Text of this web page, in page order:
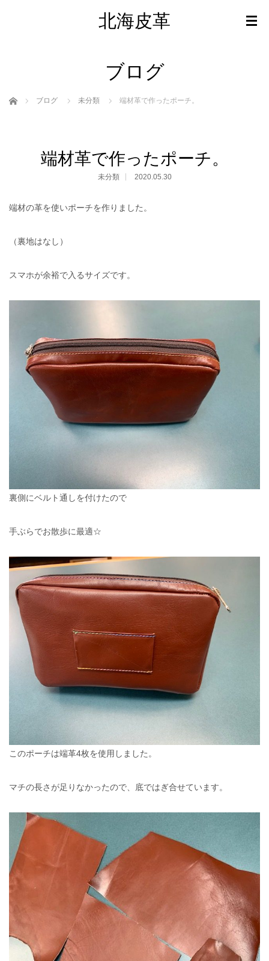
北海皮革
ブログ
ホーム ブログ 未分類 端材革で作ったポーチ。
端材革で作ったポーチ。
未分類 2020.05.30
端材の革を使いポーチを作りました。
（裏地はなし）
スマホが余裕で入るサイズです。
裏側にベルト通しを付けたので
手ぶらでお散歩に最適☆
このポーチは端革4枚を使用しました。
マチの長さが足りなかったので、底ではぎ合せています。